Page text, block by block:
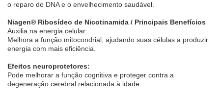
o reparo do DNA e o envelhecimento saudável.
Niagen® Ribosídeo de Nicotinamida / Principais Benefícios
Auxilia na energia celular:
Melhora a função mitocondrial, ajudando suas células a produzir
energia com mais eficiência.
Efeitos neuroprotetores:
Pode melhorar a função cognitiva e proteger contra a
degeneração cerebral relacionada à idade.